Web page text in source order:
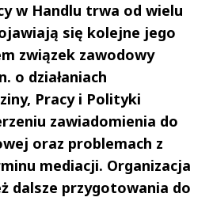
w Handlu trwa od wielu
się kolejne jego
związek zawodowy
o działaniach
Pracy i Polityki
zawiadomienia do
oraz problemach z
mediacji. Organizacja
dalsze przygotowania do